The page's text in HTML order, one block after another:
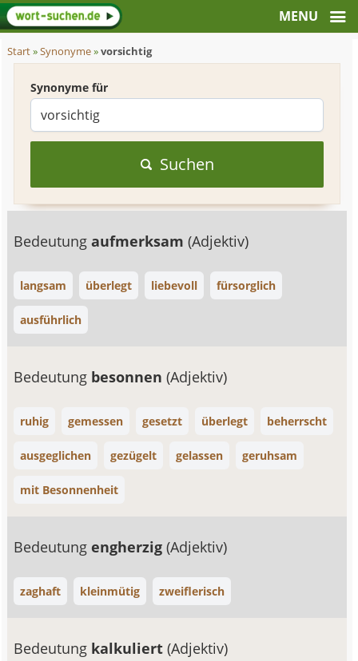
Start»Synonyme»vorsichtig
Synonyme für
Suchen
Bedeutungaufmerksam(Adjektiv)
langsam überlegt liebevoll fürsorglich
ausführlich
Bedeutung besonnen(Adjektiv)
ruhig gemessen gesetzt überlegt beherrscht
ausgeglichen gezügelt gelassen geruhsam
mit Besonnenheit
Bedeutungengherzig(Adjektiv)
zaghaft kleinmütig zweiflerisch
Bedeutung kalkuliert(Adjektiv)